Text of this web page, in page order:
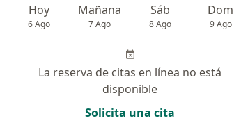
Hoy
6 Ago
Mañana
7 Ago
Sáb
8 Ago
Dom
9 Ago
La reserva de citas en línea no está
disponible
Solicita una cita